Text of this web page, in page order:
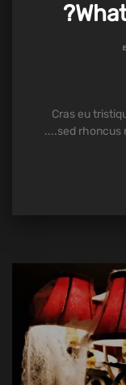
Cras eu
sed rhoncus